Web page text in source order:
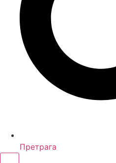
Претрага